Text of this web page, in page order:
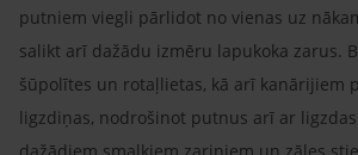
putniem viegli pārlidot no vienas uz
salikt arī dažādu izmēru lapukoka zarus.
šūpolītes un rotaļlietas, kā arī kanārijiem
ligzdiņas, nodrošinot putnus arī ar